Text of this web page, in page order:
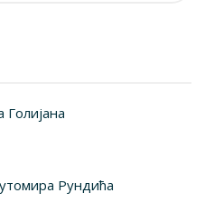
Рундића